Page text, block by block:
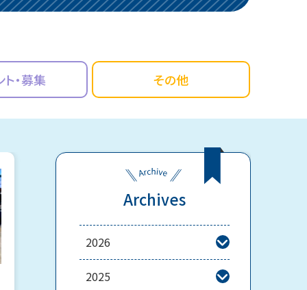
・募集 その他
Archives
2026 
2025 